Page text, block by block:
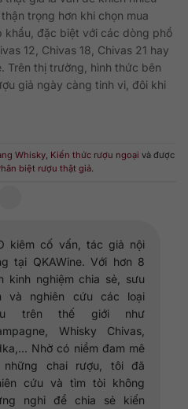
trọng hơn khi chọn mua
khẩu, đặc biệt với các dòng phổ
12, Chivas 18, Chivas 21 hay
Trên thị trường, hình thức bên
giả ngày càng tinh vi, đôi khi
Whisky, Kiến thức rượu ngoại và được
biệt rượu thật giả.
kiêm cố vấn, tác giả nội
tại QKAWine. Với hơn 8
kinh nghiệm chia sẻ, sưu
và nghiên cứu các loại
trên thế giới như
Whisky Chivas,
Nhờ có niềm đam mê
những chai rượu, tôi đã
cứu và tìm tòi không
nghỉ để chia sẻ kiến